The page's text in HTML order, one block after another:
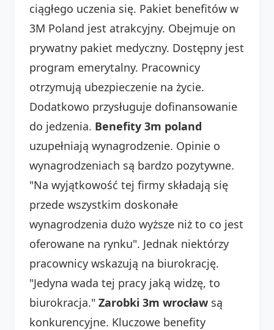
ciągłego uczenia się. Pakiet benefitów w
3M Poland jest atrakcyjny. Obejmuje on
prywatny pakiet medyczny. Dostępny jest
program emerytalny. Pracownicy
otrzymują ubezpieczenie na życie.
Dodatkowo przysługuje dofinansowanie
do jedzenia. Benefity 3m poland
uzupełniają wynagrodzenie. Opinie o
wynagrodzeniach są bardzo pozytywne.
"Na wyjątkowość tej firmy składają się
przede wszystkim doskonałe
wynagrodzenia dużo wyższe niż to co jest
oferowane na rynku". Jednak niektórzy
pracownicy wskazują na biurokrację.
"Jedyna wada tej pracy jaką widzę, to
biurokracja." Zarobki 3m wrocław są
konkurencyjne. Kluczowe benefity